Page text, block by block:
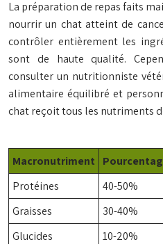
La préparation de repas faits
nourrir un chat atteint de
contrôler entièrement les
sont de haute qualité.
consulter un nutritionniste
alimentaire équilibré et
chat reçoit tous les nutriments
Macronutriment
Protéines
40-50%
Graisses
30-40%
Glucides
10-20%